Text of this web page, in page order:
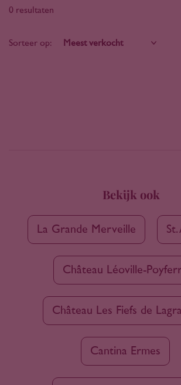
0 resultaten
Sorteer op:
Bekijk ook
La Grande Merveille
Château Léoville-
Château Les Fiefs de
Cantina Ermes